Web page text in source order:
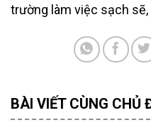
trường làm việc sạch sẽ,
BÀI VIẾT CÙNG CHỦ